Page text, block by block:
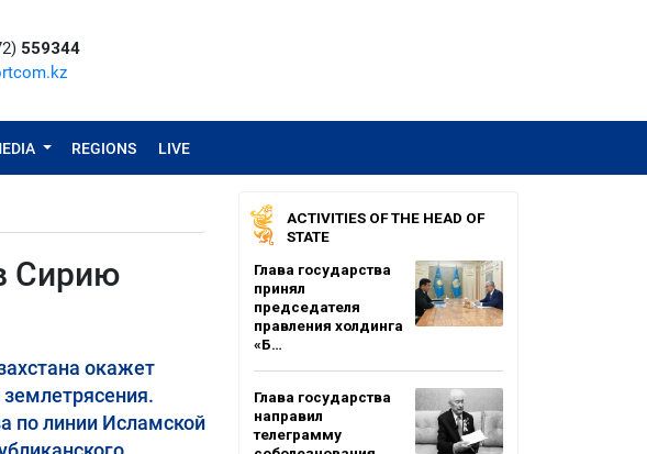
559344
REGIONS LIVE
Сирию
окажет
по линии Исламской
ACTIVITIES OF THE HEAD OF
STATE
Глава государства
принял
председателя
правления холдинга
«Б…
Глава государства
направил
телеграмму